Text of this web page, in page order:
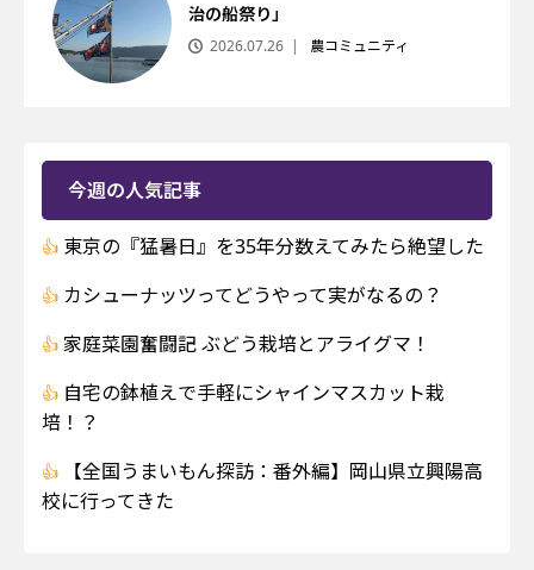
治の船祭り」
2026.07.26 農コミュニティ
今週の人気記事
東京の『猛暑日』を35年分数えてみたら絶望した
カシューナッツってどうやって実がなるの？
家庭菜園奮闘記 ぶどう栽培とアライグマ！
自宅の鉢植えで手軽にシャインマスカット栽
培！？
【全国うまいもん探訪：番外編】岡山県立興陽高
校に行ってきた